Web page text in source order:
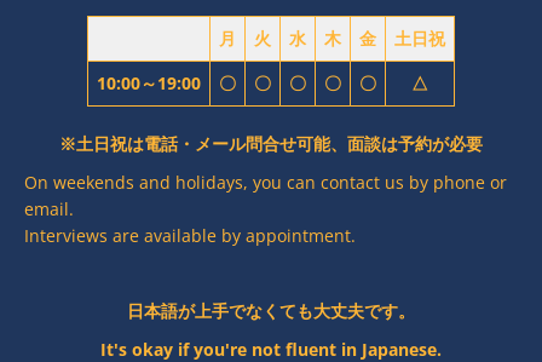
月 火 水 木 金
土日祝
10:00～19:00
〇 〇 〇 〇 〇 △
※土日祝は電話・メール問合せ可能、面談は予約が必要
On weekends and holidays, you can contact us by phone or
email.
Interviews are available by appointment.
日本語が上手でなくても大丈夫です。
It's okay if you're not fluent in Japanese.